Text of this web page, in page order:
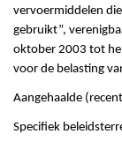
vervoermiddelen
gebruikt”,
oktober 2003 tot
voor de belasting
Aangehaalde
Specifiek